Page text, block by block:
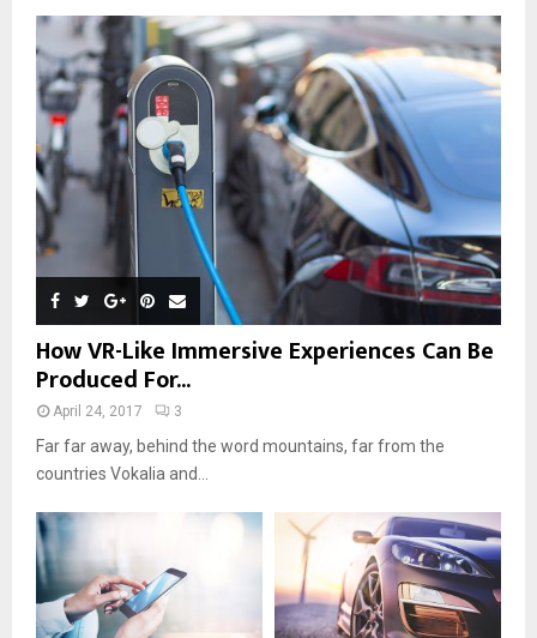
How VR-Like Immersive Experiences Can Be
Produced For...
April 24, 2017 3
Far far away, behind the word mountains, far from the
countries Vokalia and...